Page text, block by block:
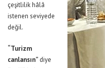
çeşitlilik hâlâ
istenen seviyede
değil.
“Turizm
canlansın” diye